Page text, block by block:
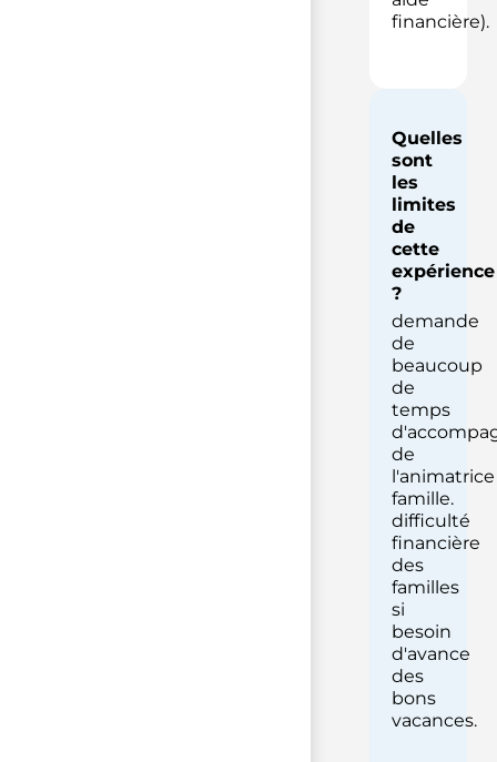
financière).
Quelles
sont
les
limites
de
cette
expérience
?
demande
de
beaucoup
de
temps
de
l'animatrice
famille.
difficulté
financière
des
familles
si
besoin
d'avance
des
bons
vacances.